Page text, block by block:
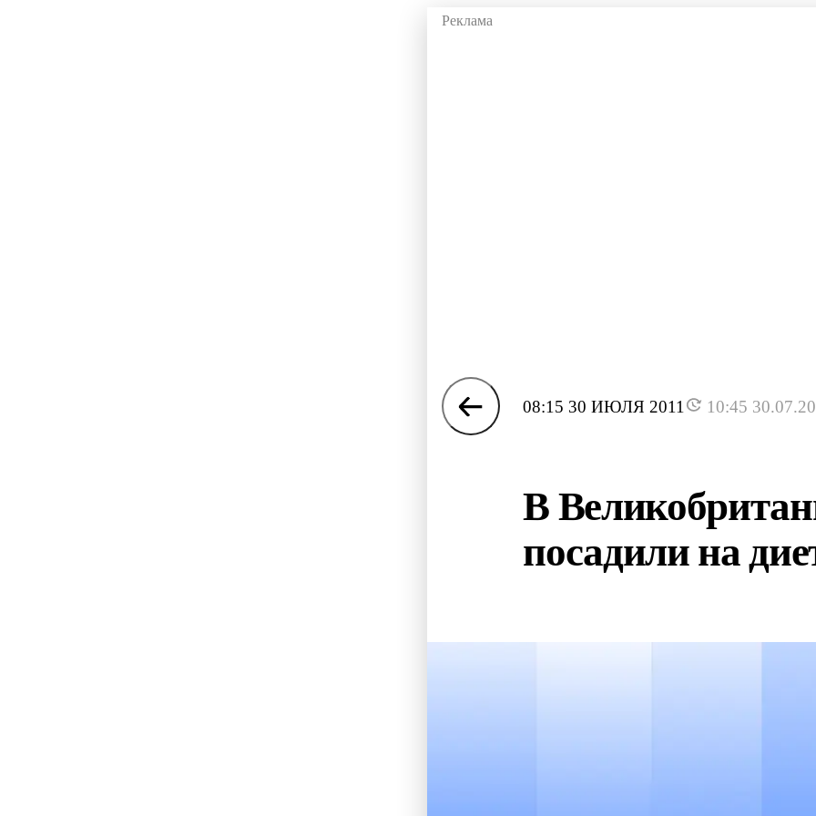
08:15 30 ИЮЛЯ 2011 10:45
В
посадили на